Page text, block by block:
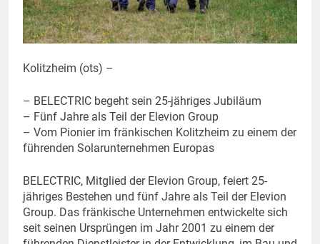
Kolitzheim (ots) –
– BELECTRIC begeht sein 25-jähriges Jubiläum
– Fünf Jahre als Teil der Elevion Group
– Vom Pionier im fränkischen Kolitzheim zu einem der
führenden Solarunternehmen Europas
BELECTRIC, Mitglied der Elevion Group, feiert 25-
jähriges Bestehen und fünf Jahre als Teil der Elevion
Group. Das fränkische Unternehmen entwickelte sich
seit seinen Ursprüngen im Jahr 2001 zu einem der